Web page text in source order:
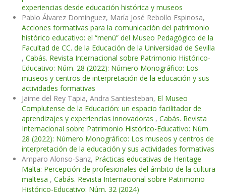
experiencias desde educación histórica y museos
Pablo Álvarez Domínguez, María José Rebollo Espinosa,
Acciones formativas para la comunicación del patrimonio
histórico educativo: el “menú” del Museo Pedagógico de la
Facultad de CC. de la Educación de la Universidad de Sevilla
, Cabás. Revista Internacional sobre Patrimonio Histórico-
Educativo: Núm. 28 (2022): Número Monográfico: Los
museos y centros de interpretación de la educación y sus
actividades formativas
Jaime del Rey Tapia, Andra Santiesteban, El Museo
Complutense de la Educación: un espacio facilitador de
aprendizajes y experiencias innovadoras , Cabás. Revista
Internacional sobre Patrimonio Histórico-Educativo: Núm.
28 (2022): Número Monográfico: Los museos y centros de
interpretación de la educación y sus actividades formativas
Amparo Alonso-Sanz, Prácticas educativas de Heritage
Malta: Percepción de profesionales del ámbito de la cultura
maltesa , Cabás. Revista Internacional sobre Patrimonio
Histórico-Educativo: Núm. 32 (2024)